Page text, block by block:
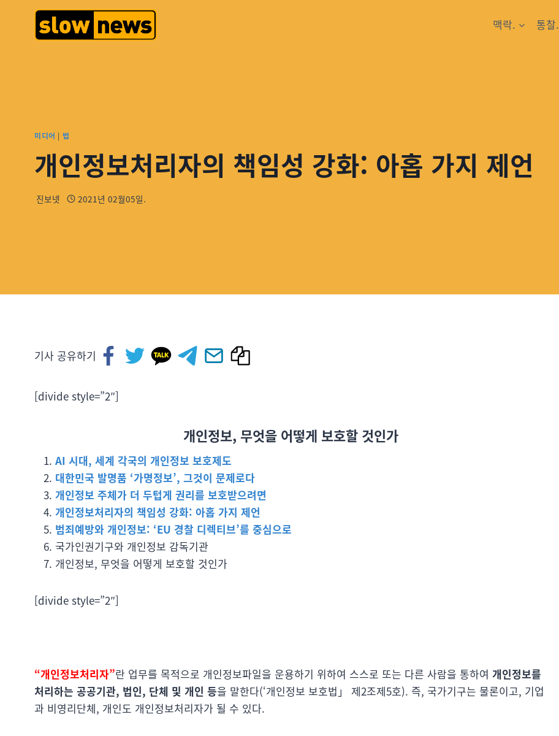
맥락. 통찰.
미디어 | 법
개인정보처리자의 책임성 강화: 아홉 가지 제언
진보넷 2021년 02월05일.
기사 공유하기
[divide style=”2″]
개인정보, 무엇을 어떻게 보호할 것인가
AI 시대, 세계 각국의 개인정보 보호제도
대한민국 발명품 ‘가명정보’, 그것이 문제로다
개인정보 주체가 더 두텁게 권리를 보호받으려면
개인정보처리자의 책임성 강화: 아홉 가지 제언
범죄예방와 개인정보: ‘EU 경찰 디렉티브’를 중심으로
국가인권기구와 개인정보 감독기관
개인정보, 무엇을 어떻게 보호할 것인가
[divide style=”2″]
“개인정보처리자”란 업무를 목적으로 개인정보파일을 운용하기 위하여 스스로 또는 다른 사람을 통하여 개인정보를
처리하는 공공기관, 법인, 단체 및 개인 등을 말한다(‘개인정보 보호법」 제2조제5호). 즉, 국가기구는 물론이고, 기업
과 비영리단체, 개인도 개인정보처리자가 될 수 있다.